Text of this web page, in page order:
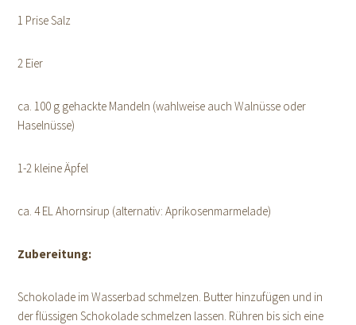
1 Prise Salz
2 Eier
ca. 100 g gehackte Mandeln (wahlweise auch Walnüsse oder
Haselnüsse)
1-2 kleine Äpfel
ca. 4 EL Ahornsirup (alternativ: Aprikosenmarmelade)
Zubereitung:
Schokolade im Wasserbad schmelzen. Butter hinzufügen und in
der flüssigen Schokolade schmelzen lassen. Rühren bis sich eine